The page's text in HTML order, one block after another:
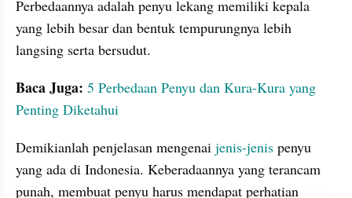
Perbedaannya adalah penyu lekang memiliki kepala
yang lebih besar dan bentuk tempurungnya lebih
langsing serta bersudut.
Baca Juga: 5 Perbedaan Penyu dan Kura-Kura yang
Penting Diketahui
Demikianlah penjelasan mengenai jenis-jenis penyu
yang ada di Indonesia. Keberadaannya yang terancam
punah, membuat penyu harus mendapat perhatian